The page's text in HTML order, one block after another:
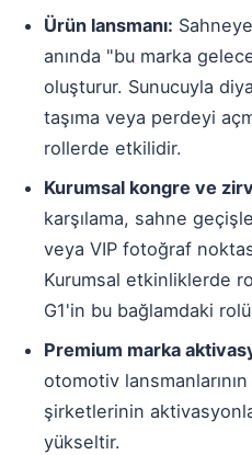
Ürün lansmanı:
anında "bu marka
oluşturur. Sunucuyla
taşıma veya perdeyi
rollerde etkilidir.
Kurumsal kongre ve
karşılama, sahne
veya VIP fotoğraf
Kurumsal etkinliklerde
G1'in bu bağlamdaki
Premium marka
otomotiv
şirketlerinin
yükseltir.